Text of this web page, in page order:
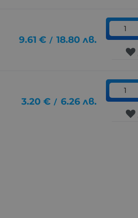
9.61 € / 18.80 лв.
3.20 € / 6.26 лв.